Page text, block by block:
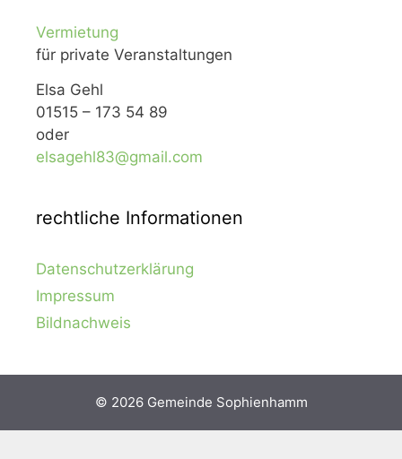
Vermietung
für private Veranstaltungen
Elsa Gehl
01515 – 173 54 89
oder
elsagehl83@gmail.com
rechtliche Informationen
Datenschutzerklärung
Impressum
Bildnachweis
© 2026 Gemeinde Sophienhamm